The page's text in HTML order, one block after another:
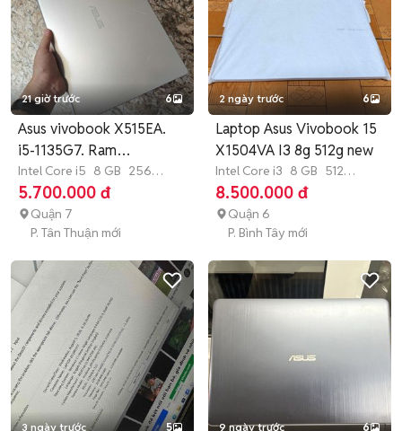
21 giờ trước 6
Asus vivobook X515EA.
i5-1135G7. Ram
8/256G.FHD
Intel Core i5 8 GB 256
GB SSD
5.700.000 đ
Quận 7
P. Tân Thuận mới
2 ngày trước 6
Laptop Asus Vivobook 15
X1504VA I3 8g 512g new
Intel Core i3 8 GB 512
GB SSD
8.500.000 đ
Quận 6
P. Bình Tây mới
3 ngày trước 5 9 ngày trước 6